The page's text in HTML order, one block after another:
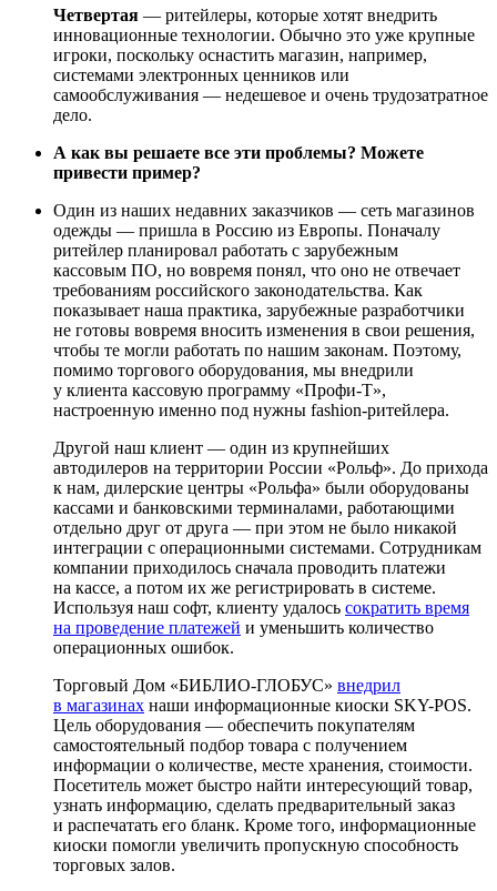
Четвертая — ритейлеры, которые хотят внедрить
инновационные технологии. Обычно это уже крупные
игроки, поскольку оснастить магазин, например,
системами электронных ценников или
самообслуживания — недешевое и очень трудозатратное
дело.
А как вы решаете все эти проблемы? Можете
привести пример?
Один из наших недавних заказчиков — сеть магазинов
одежды — пришла в Россию из Европы. Поначалу
ритейлер планировал работать с зарубежным
кассовым ПО, но вовремя понял, что оно не отвечает
требованиям российского законодательства. Как
показывает наша практика, зарубежные разработчики
не готовы вовремя вносить изменения в свои решения,
чтобы те могли работать по нашим законам. Поэтому,
помимо торгового оборудования, мы внедрили
у клиента кассовую программу «Профи-Т»,
настроенную именно под нужны fashion-ритейлера.
Другой наш клиент — один из крупнейших
автодилеров на территории России «Рольф». До прихода
к нам, дилерские центры «Рольфа» были оборудованы
кассами и банковскими терминалами, работающими
отдельно друг от друга — при этом не было никакой
интеграции с операционными системами. Сотрудникам
компании приходилось сначала проводить платежи
на кассе, а потом их же регистрировать в системе.
Используя наш софт, клиенту удалось сократить время
на проведение платежей и уменьшить количество
операционных ошибок.
Торговый Дом «БИБЛИО-ГЛОБУС» внедрил
в магазинах наши информационные киоски SKY-POS.
Цель оборудования — обеспечить покупателям
самостоятельный подбор товара с получением
информации о количестве, месте хранения, стоимости.
Посетитель может быстро найти интересующий товар,
узнать информацию, сделать предварительный заказ
и распечатать его бланк. Кроме того, информационные
киоски помогли увеличить пропускную способность
торговых залов.